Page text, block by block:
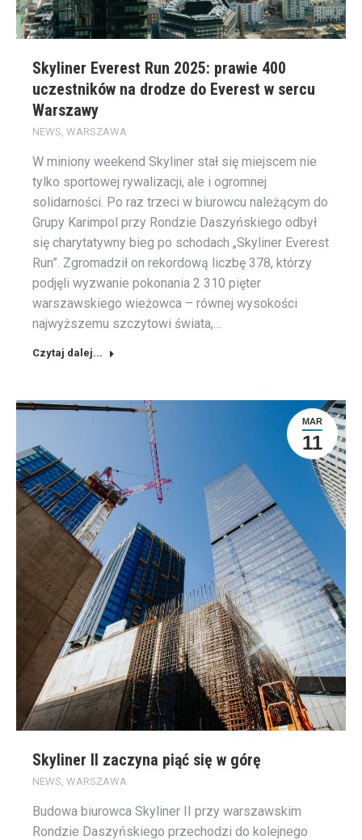
Skyliner Everest Run 2025: prawie 400
uczestników na drodze do Everest w sercu
Warszawy
NEWS, WARSZAWA
W miniony weekend Skyliner stał się miejscem nie
tylko sportowej rywalizacji, ale i ogromnej
solidarności. Po raz trzeci w biurowcu należącym do
Grupy Karimpol przy Rondzie Daszyńskiego odbył
się charytatywny bieg po schodach „Skyliner Everest
Run”. Zgromadził on rekordową liczbę 378, którzy
podjęli wyzwanie pokonania 2 310 pięter
warszawskiego wieżowca – równej wysokości
najwyższemu szczytowi świata,…
Czytaj dalej...
MAR
11
Skyliner II zaczyna piąć się w górę
NEWS, WARSZAWA
Budowa biurowca Skyliner II przy warszawskim
Rondzie Daszyńskiego przechodzi do kolejnego